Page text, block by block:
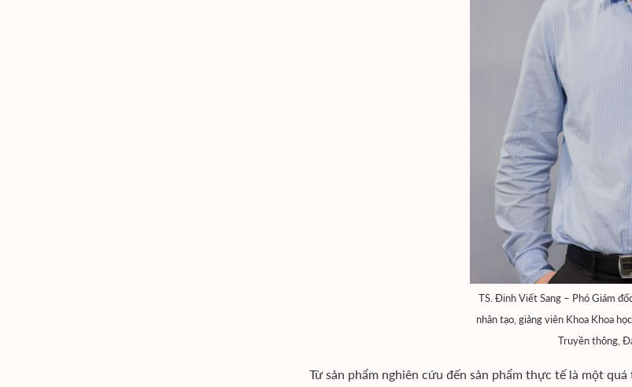
TS. Đinh Viết Sang – Phó Giám
nhân tạo, giảng viên Khoa Khoa
Truyền thông,
Từ sản phẩm nghiên cứu đến sản phẩm thực tế là một